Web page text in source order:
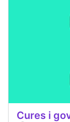
Cures i